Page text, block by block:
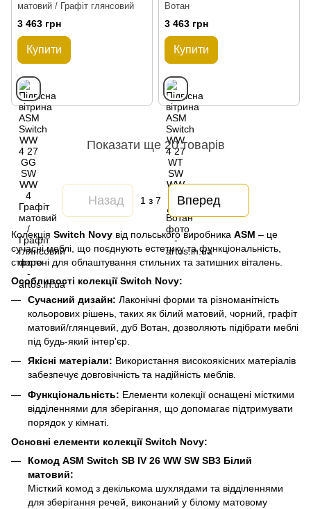
матовий / Графіт глянсовий
3 463 грн
Купити
Вотан
3 463 грн
Купити
Показати ще 20 товарів
Назад 1 з 7 Вперед
Колекція Switch Novy від польського виробника ASM – це
сучасні меблі, що поєднують естетику та функціональність,
створені для облаштування стильних та затишних віталень.
Особливості колекції Switch Novy:
Сучасний дизайн: Лаконічні форми та різноманітність
кольорових рішень, таких як білий матовий, чорний, графіт
матовий/глянцевий, дуб Вотан, дозволяють підібрати меблі
під будь-який інтер'єр.
Якісні матеріали: Використання високоякісних матеріалів
забезпечує довговічність та надійність меблів.
Функціональність: Елементи колекції оснащені місткими
відділеннями для зберігання, що допомагає підтримувати
порядок у кімнаті.
Основні елементи колекції Switch Novy:
Комод ASM Switch SB IV 26 WW SW SB3 Білий
матовий:
Місткий комод з декількома шухлядами та відділеннями
для зберігання речей, виконаний у білому матовому